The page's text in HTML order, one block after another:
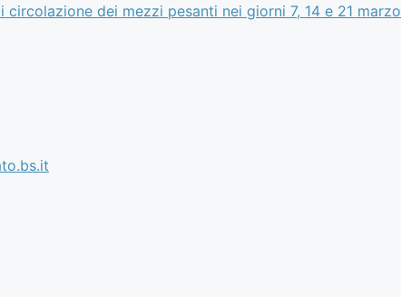
dei mezzi pesanti nei giorni 7, 14 e 21 marzo